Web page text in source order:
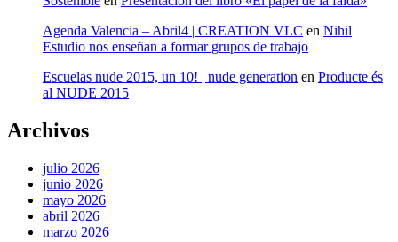
Agenda Valencia – Abril4 | CREATION VLC en Nihil
Estudio nos enseñan a formar grupos de trabajo
Escuelas nude 2015, un 10! | nude generation en Producte és
al NUDE 2015
Archivos
julio 2026
junio 2026
mayo 2026
abril 2026
marzo 2026